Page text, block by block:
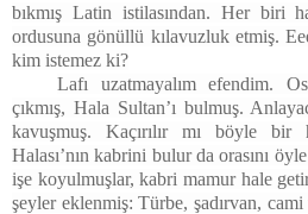
bıkmış Latin istilasından. Her biri
ordusuna gönüllü kılavuzluk etmiş.
kim istemez ki?
Lafı uzatmayalım efendim.
çıkmış, Hala Sultan’ı bulmuş.
kavuşmuş. Kaçırılır mı böyle bir
Halası’nın kabrini bulur da orasını
işe koyulmuşlar, kabri mamur hale
şeyler eklenmiş: Türbe, şadırvan,